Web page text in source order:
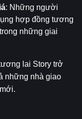
: Những người
hợp đồng tương
những giai
lai Story trở
những nhà giao